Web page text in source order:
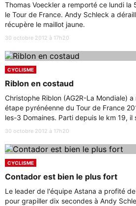
Thomas Voeckler a remporté ce lundi la
le Tour de France. Andy Schleck a
récupère le maillot jaune.
30 octobre 2012 à 17h20
CYCLISME
Riblon en costaud
Christophe Riblon (AG2R-La Mondiale)
étape pyrénéenne du Tour de France
les-3 Domaines. Parti depuis le km 19, il
30 octobre 2012 à 17h20
CYCLISME
Contador est bien le plus fort
Le leader de l'équipe Astana a profité
pour grapiller dix secondes à Andy